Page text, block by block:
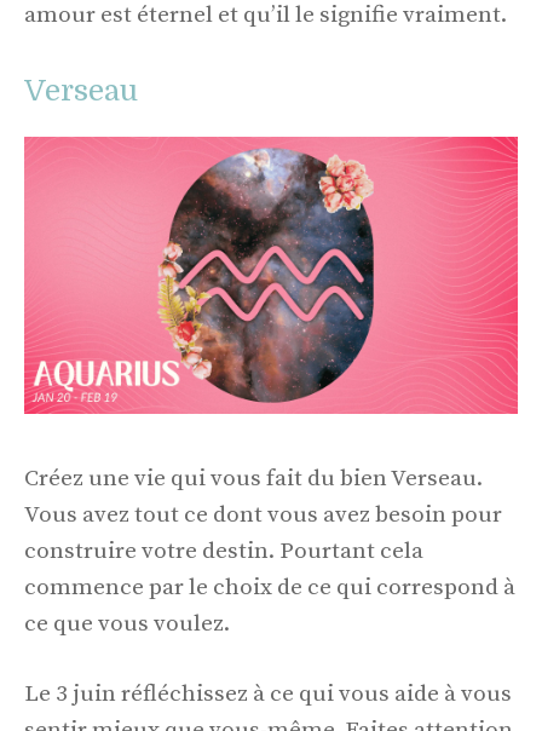
amour est éternel et qu’il le signifie vraiment.
Verseau
Créez une vie qui vous fait du bien Verseau.
Vous avez tout ce dont vous avez besoin pour
construire votre destin. Pourtant cela
commence par le choix de ce qui correspond à
ce que vous voulez.
Le 3 juin réfléchissez à ce qui vous aide à vous